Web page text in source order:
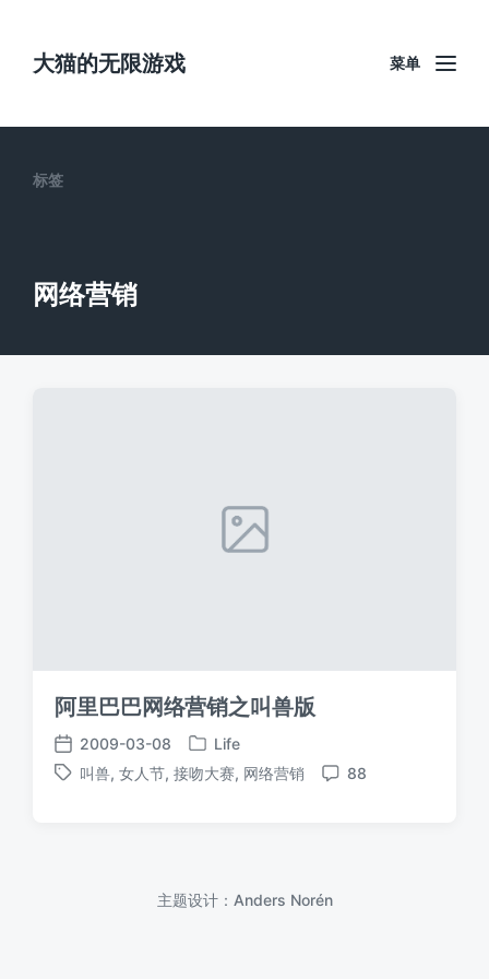
大猫的无限游戏 菜单
标签
网络营销
阿里巴巴网络营销之叫兽版
发
布
2009-03-08
发
布
Life
标
叫兽, 女人节, 接吻大赛, 网络营销
评
88
主题设计： Anders Norén